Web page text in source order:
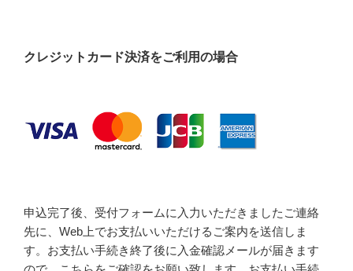
クレジットカード決済をご利用の場合
申込完了後、受付フォームに入力いただきましたご連絡
先に、Web上でお支払いいただけるご案内を送信しま
す。お支払い手続き終了後に入金確認メールが届きます